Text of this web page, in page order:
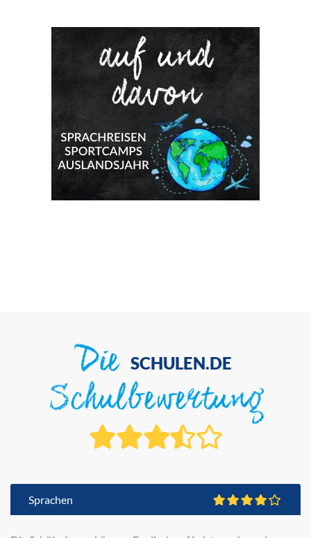
Die SCHULEN.DE
Schulbewertung
Sprachen